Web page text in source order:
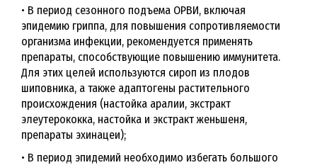
• В период сезонного подъема ОРВИ, включая
эпидемию гриппа, для повышения сопротивляемости
организма инфекции, рекомендуется применять
препараты, способствующие повышению иммунитета.
Для этих целей используются сироп из плодов
шиповника, а также адаптогены растительного
происхождения (настойка аралии, экстракт
элеутерококка, настойка и экстракт женьшеня,
препараты эхинацеи);
• В период эпидемий необходимо избегать большого